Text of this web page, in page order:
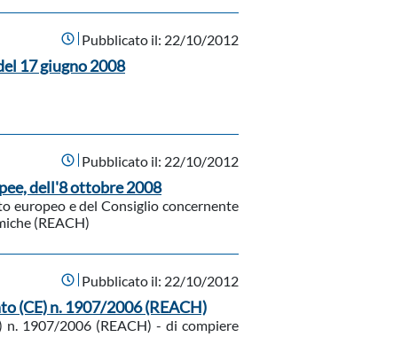
Pubblicato il: 22/10/2012
17 giugno 2008
Pubblicato il: 22/10/2012
dell'8 ottobre 2008
europeo e del Consiglio concernente
(REACH)
Pubblicato il: 22/10/2012
(CE) n. 1907/2006 (REACH)
n. 1907/2006 (REACH) - di compiere